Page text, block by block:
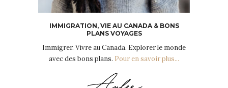
IMMIGRATION, VIE AU CANADA & BONS
PLANS VOYAGES
Immigrer. Vivre au Canada. Explorer le monde
avec des bons plans. Pour en savoir plus...